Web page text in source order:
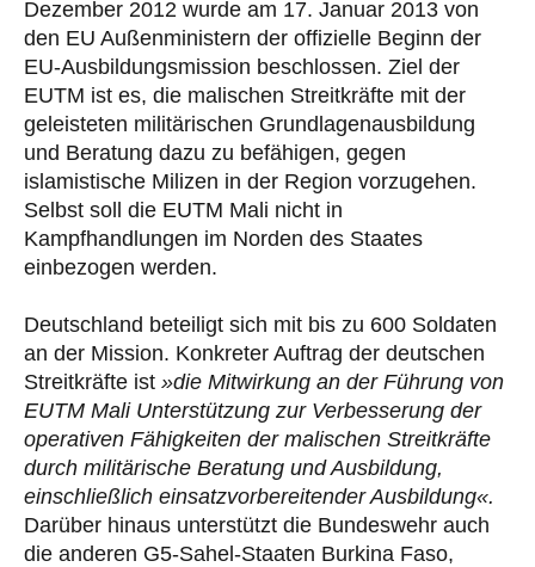
Dezember 2012 wurde am 17. Januar 2013 von
den EU Außenministern der offizielle Beginn der
EU-Ausbildungsmission beschlossen. Ziel der
EUTM ist es, die malischen Streitkräfte mit der
geleisteten militärischen Grundlagenausbildung
und Beratung dazu zu befähigen, gegen
islamistische Milizen in der Region vorzugehen.
Selbst soll die EUTM Mali nicht in
Kampfhandlungen im Norden des Staates
einbezogen werden.
Deutschland beteiligt sich mit bis zu 600 Soldaten
an der Mission. Konkreter Auftrag der deutschen
Streitkräfte ist »die Mitwirkung an der Führung von
EUTM Mali Unterstützung zur Verbesserung der
operativen Fähigkeiten der malischen Streitkräfte
durch militärische Beratung und Ausbildung,
einschließlich einsatzvorbereitender Ausbildung«.
Darüber hinaus unterstützt die Bundeswehr auch
die anderen G5-Sahel-Staaten Burkina Faso,